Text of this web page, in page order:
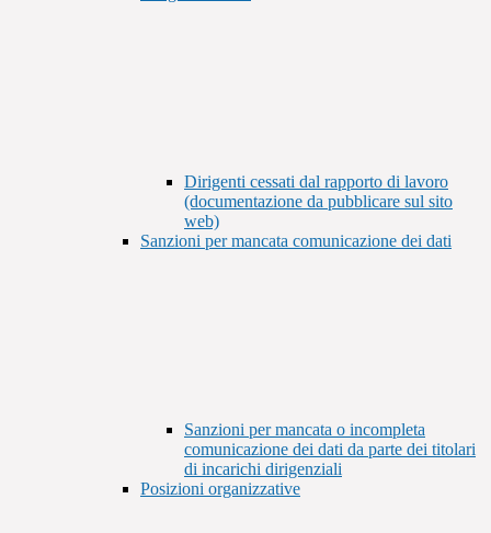
Dirigenti cessati dal rapporto di lavoro
(documentazione da pubblicare sul sito
web)
Sanzioni per mancata comunicazione dei dati
Sanzioni per mancata o incompleta
comunicazione dei dati da parte dei titolari
di incarichi dirigenziali
Posizioni organizzative